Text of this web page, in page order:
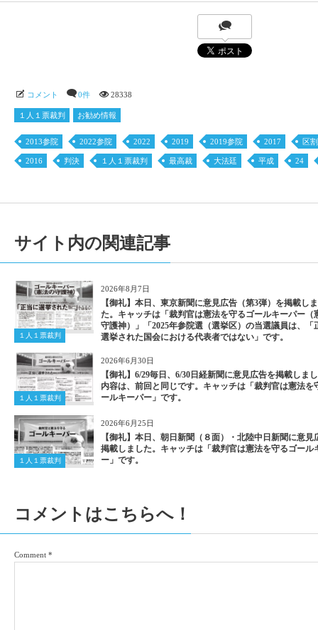
コメント 0件 28338
１人１票裁判 お勧め情報
2013参院 2022参院 2022 2019 2019参院 2017 区
2016 判決 １人１票裁判 最高裁 大法廷 平成 24
サイト内の関連記事
2026年8月7日
１人１票裁判
【御礼】本日、東京新聞に意見広告（第3弾）を掲載し
た。キャッチは「裁判官は憲法を守るゴールキーパー（
守護神）」「2025年参院選（選挙区）の当選議員は、「
選挙された国会における代表者ではない」です。
2026年6月30日
１人１票裁判
【御礼】6/29毎日、6/30日経新聞に意見広告を掲載しま
内容は、前回と同じです。キャッチは「裁判官は憲法を
ールキーパー」です。
2026年6月25日
１人１票裁判
【御礼】本日、朝日新聞（８面）・北陸中日新聞に意見
掲載しました。キャッチは「裁判官は憲法を守るゴール
ー」です。
コメントはこちらへ！
Comment *